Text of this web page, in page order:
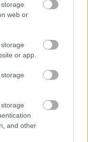
web or
or app.
and other
Vizsgálat
meg a zsenialitást,